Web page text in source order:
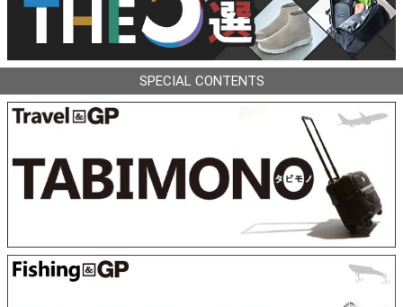
SPECIAL CONTENTS